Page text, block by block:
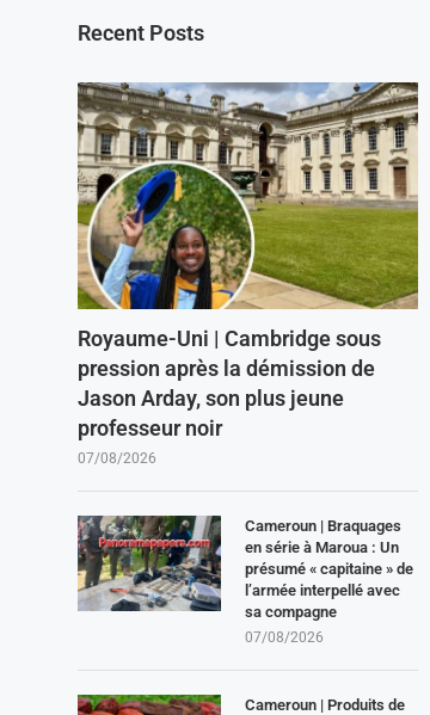
Recent Posts
Royaume-Uni | Cambridge sous
pression après la démission de
Jason Arday, son plus jeune
professeur noir
07/08/2026
Cameroun | Braquages
en série à Maroua : Un
présumé « capitaine » de
l’armée interpellé avec
sa compagne
07/08/2026
Cameroun | Produits de